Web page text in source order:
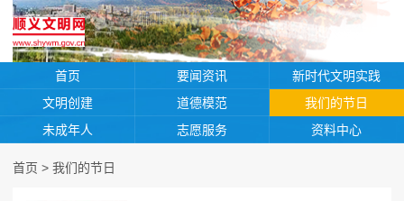
首页 要闻资讯
新时代文明实践
文明创建
道德模范
我们的节日
未成年人
志愿服务 资料中心
首页 > 我们的节日